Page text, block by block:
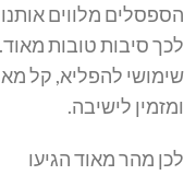
הספסלים מלווים
לכך סיבות טובות
שימושי להפליא, קל
ומזמין לישיבה.
לכן מהר מאוד הגיעו